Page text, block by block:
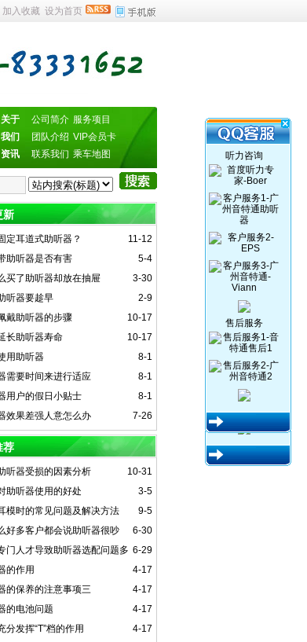
加入收藏 设为首页
关于 公司简介 服务项目
我们
团队介绍 VIP会员卡
资讯
联系我们 乘车地图
新
11-12
定耳道式助听器？
5-4
助听器是否有害
3-30
买了助听器却放在抽屉
2-9
听器要趁早
10-17
戴助听器的步骤
10-17
长助听器寿命
8-1
用助听器
8-1
需要时间来进行适应
8-1
用户的假日小贴士
7-26
效果差强人意怎么办
荐
10-31
听器受损的因素分析
3-5
助听器使用的好处
9-5
模时的常见问题及解决方法
6-30
好多客户都会说助听器很吵
6-29
门人才导致助听器选配问题多
4-17
的作用
4-17
的保养的注意事项三
4-17
的电池问题
4-17
分发挥“T”档的作用
听力咨询
售后服务
听力咨询
售后服务